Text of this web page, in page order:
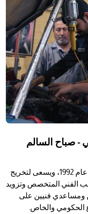
- صباح السالم
تم افتتاح المعهد الصناعي – صباح السالم عام 1992، ويسعى لتخريج
الفني المتخصص وتزويد
ومساعدي فنيين على
الحكومي والخاص.